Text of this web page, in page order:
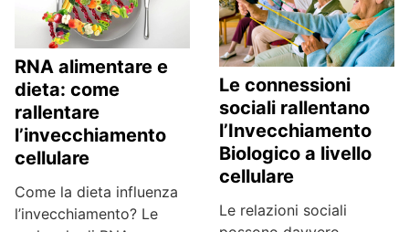
RNA alimentare e
dieta: come
rallentare
l’invecchiamento
cellulare
Come la dieta influenza
l’invecchiamento? Le
Le connessioni
sociali rallentano
l’Invecchiamento
Biologico a livello
cellulare
Le relazioni sociali